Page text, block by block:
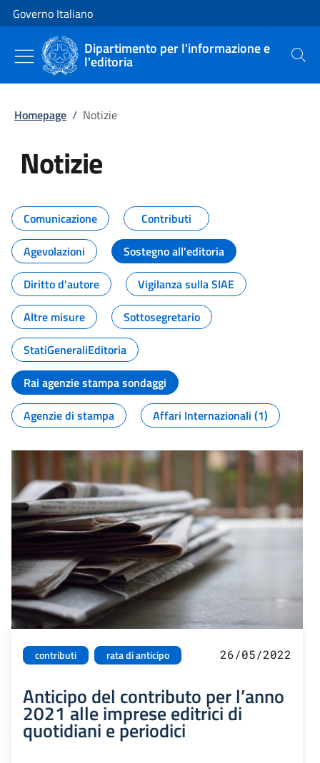
Vai al contenuto
Vai alla navigazione del sito
Governo Italiano
Dipartimento per l'informazione e
l'editoria Cerca
Homepage / Notizie
Notizie
Tutti i contenuti della pagina
Comunicazione
Contributi
Agevolazioni
Sostegno all'editoria
Diritto d'autore
Vigilanza sulla SIAE
Altre misure
Sottosegretario
StatiGeneraliEditoria
Rai agenzie stampa sondaggi
Agenzie di stampa
Affari Internazionali (1)
contributi rata di anticipo 26/05/2022
Anticipo del contributo per l’anno
2021 alle imprese editrici di
quotidiani e periodici